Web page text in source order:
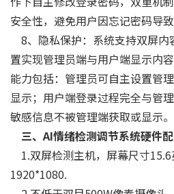
安全性，避免用户因忘记密码导
8、隐私保护：系统支持双屏内
置实现管理员端与用户端显示内
能力包括：管理员可自主设置管
显示；用户端登录过程完全与管
敏感信息不被管理端获取或显示。
三、AI情绪检测调节系统硬件
1.双屏检测主机，屏幕尺寸
1920*1080.